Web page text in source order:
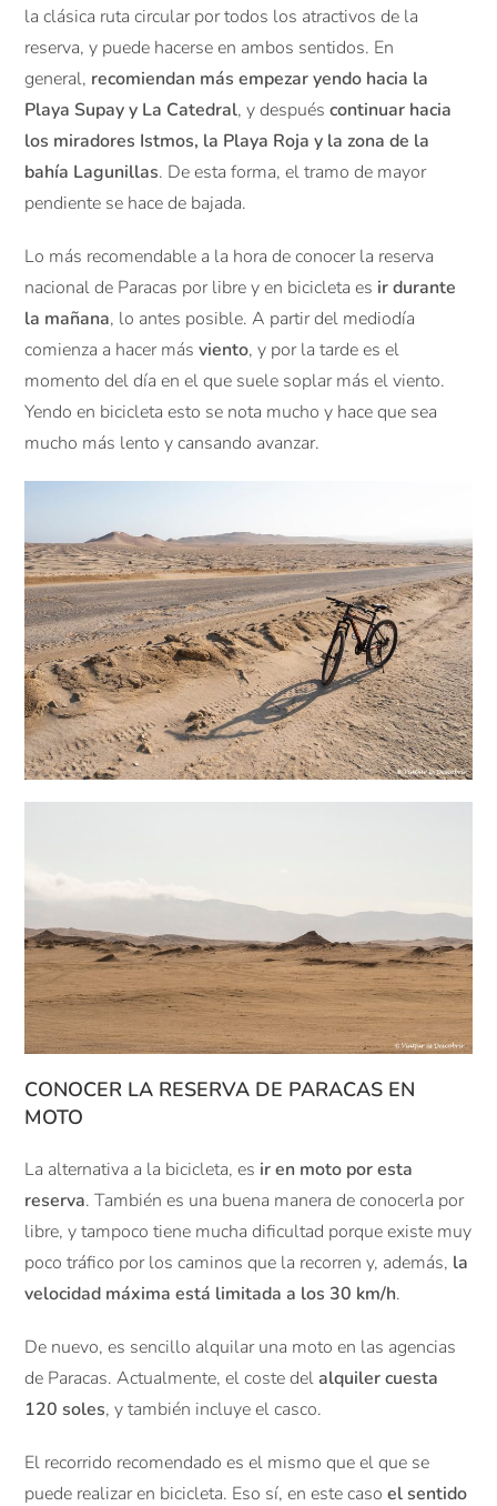
la clásica ruta circular por todos los atractivos de la
reserva, y puede hacerse en ambos sentidos. En
general, recomiendan más empezar yendo hacia la
Playa Supay y La Catedral, y despuéscontinuar hacia
los miradores Istmos, la Playa Roja y la zona de la
bahía Lagunillas. De esta forma, el tramo de mayor
pendiente se hace de bajada.
Lo más recomendable a la hora de conocer la reserva
nacional de Paracas por libre y en bicicleta es ir durante
la mañana, lo antes posible. A partir del mediodía
comienza a hacer másviento, y por la tarde es el
momento del día en el que suele soplar más el viento.
Yendo en bicicleta esto se nota mucho y hace que sea
mucho más lento y cansando avanzar.
CONOCER LA RESERVA DE PARACAS EN
MOTO
La alternativa a la bicicleta, es ir en moto por esta
reserva. También es una buena manera de conocerla por
libre, y tampoco tiene mucha dificultad porque existe muy
poco tráfico por los caminos que la recorren y, además, la
velocidad máxima está limitada a los 30 km/h.
De nuevo, es sencillo alquilar una moto en las agencias
de Paracas. Actualmente, el coste delalquiler cuesta
120 soles, y también incluye el casco.
El recorrido recomendado es el mismo que el que se
puede realizar en bicicleta. Eso sí, en este casoel sentido